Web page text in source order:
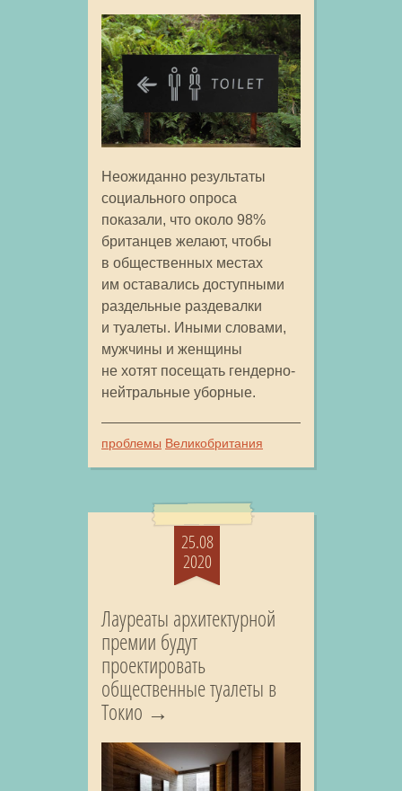
Неожиданно результаты
социального опроса
показали, что около 98%
британцев желают, чтобы
в общественных местах
им оставались доступными
раздельные раздевалки
и туалеты. Иными словами,
мужчины и женщины
не хотят посещать гендерно-
нейтральные уборные.
проблемы Великобритания
25.08
2020
Лауреаты архитектурной
премии будут
проектировать
общественные туалеты в
Токио